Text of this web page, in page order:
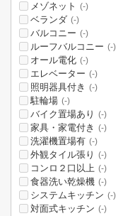
メゾネット (-)
ベランダ (-)
バルコニー (-)
ルーフバルコニー (-)
オール電化 (-)
エレベーター (-)
照明器具付き (-)
駐輪場 (-)
バイク置場あり (-)
家具・家電付き (-)
洗濯機置場有 (-)
外観タイル張り (-)
コンロ２口以上 (-)
食器洗い乾燥機 (-)
システムキッチン (-)
対面式キッチン (-)